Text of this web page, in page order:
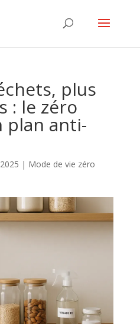
plus
: le zéro
plan anti-
| Mode de vie zéro